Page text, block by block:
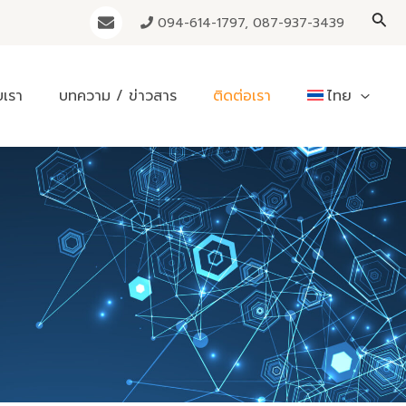
094-614-1797, 087-937-3439
รา บทความ / ข่าวสาร ติดต่อเรา ไทย